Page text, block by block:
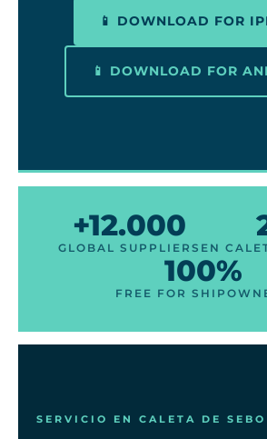
📱 DOWNLOAD FOR
📱 DOWNLOAD FOR
+12.000
GLOBAL SUPPLIERS EN
100%
FREE FOR
SERVICIO EN CALETA DE SEBO